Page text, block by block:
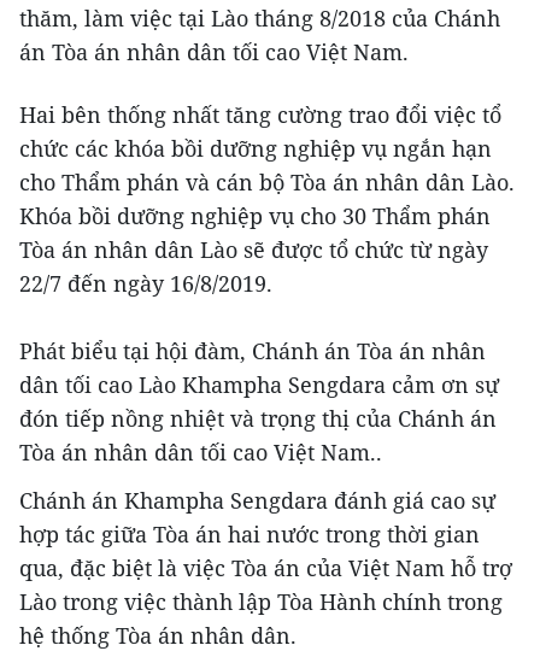
thăm, làm việc tại Lào tháng 8/2018 của Chánh
án Tòa án nhân dân tối cao Việt Nam.
Hai bên thống nhất tăng cường trao đổi việc tổ
chức các khóa bồi dưỡng nghiệp vụ ngắn hạn
cho Thẩm phán và cán bộ Tòa án nhân dân Lào.
Khóa bồi dưỡng nghiệp vụ cho 30 Thẩm phán
Tòa án nhân dân Lào sẽ được tổ chức từ ngày
22/7 đến ngày 16/8/2019.
Phát biểu tại hội đàm, Chánh án Tòa án nhân
dân tối cao Lào Khampha Sengdara cảm ơn sự
đón tiếp nồng nhiệt và trọng thị của Chánh án
Tòa án nhân dân tối cao Việt Nam..
Chánh án Khampha Sengdara đánh giá cao sự
hợp tác giữa Tòa án hai nước trong thời gian
qua, đặc biệt là việc Tòa án của Việt Nam hỗ trợ
Lào trong việc thành lập Tòa Hành chính trong
hệ thống Tòa án nhân dân.